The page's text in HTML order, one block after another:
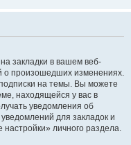
закладки в вашем веб-
о произошедших изменениях.
на темы. Вы можете
находящейся у вас в
уведомления об
для закладок и
личного раздела.